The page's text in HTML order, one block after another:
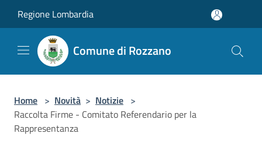
Regione Lombardia
Comune di Rozzano
Home > Novità > Notizie >
Raccolta Firme - Comitato Referendario per la
Rappresentanza